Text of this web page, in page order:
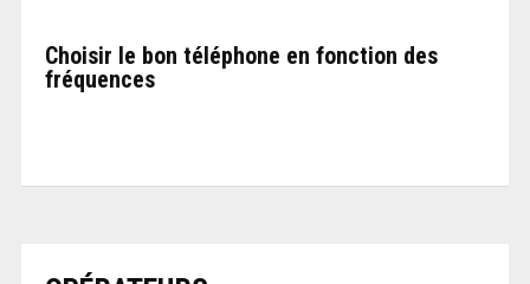
Choisir le bon téléphone en fonction des
fréquences